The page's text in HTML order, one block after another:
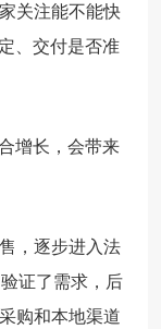
关注能不能快
、交付是否准
增长，会带来
，逐步进入法
证了需求，后
购和本地渠道